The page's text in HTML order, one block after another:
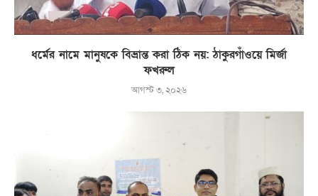
ধর্মের নামে মানুষকে বিভ্রান্ত করা ঠিক নয়: ঠাকুরগাঁওয়ে মির্জা
ফখরুল
আগস্ট ৩, ২০২৬